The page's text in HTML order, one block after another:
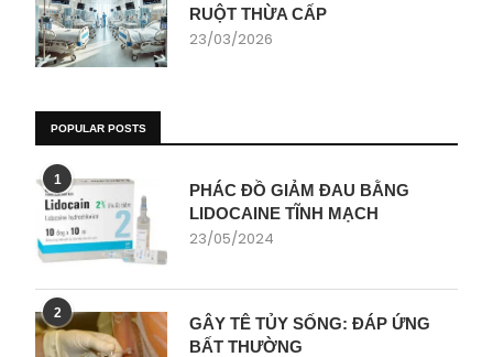
RUỘT THỪA CẤP
23/03/2026
POPULAR POSTS
1
PHÁC ĐỒ GIẢM ĐAU BẰNG
LIDOCAINE TĨNH MẠCH
23/05/2024
2
GÂY TÊ TỦY SỐNG: ĐÁP ỨNG
BẤT THƯỜNG